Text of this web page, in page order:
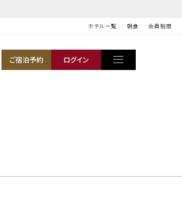
ホテル一覧 朝食 会員制度
ご宿泊予約 ログイン